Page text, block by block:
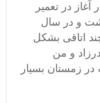
در تعمیر
و در سال
چند اتاقی بشکل
و من
زمستان بسیار